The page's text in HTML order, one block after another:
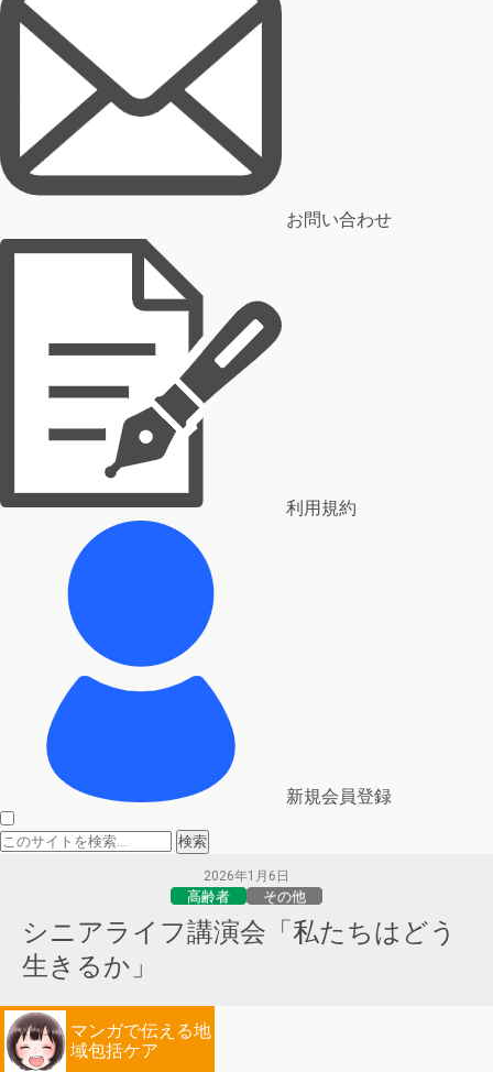
お問い合わせ
利用規約
新規会員登録
2026年1月6日
高齢者 その他
シニアライフ講演会「私たちはどう
生きるか」
マンガで伝える地
域包括ケア